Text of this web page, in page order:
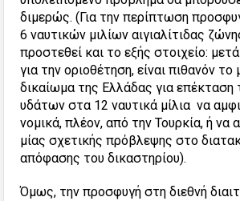
διμερώς. (Για την περίπτωση
6 ναυτικών μιλίων αιγιαλίτιδας
προστεθεί και το εξής στοιχείο:
για την οριοθέτηση, είναι πιθανόν το
δικαίωμα της Ελλάδας για
υδάτων στα 12 ναυτικά μίλια να
νομικά, πλέον, από την Τουρκία, ή να
μίας σχετικής πρόβλεψης στο
απόφασης του δικαστηρίου).
Όμως, την προσφυγή στη διεθνή